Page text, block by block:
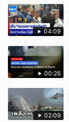
04:09
00:26
02:09